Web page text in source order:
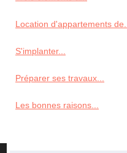
Location d'appartements de...
S'implanter...
Préparer ses travaux...
Les bonnes raisons...